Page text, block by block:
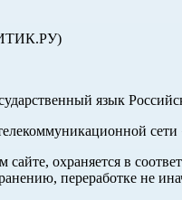
язык
сети
охраняется в
переработке не